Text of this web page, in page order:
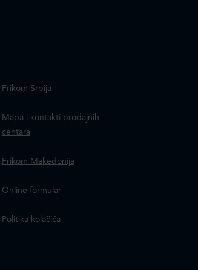
Frikom Srbija
Mapa i kontakti prodajnih
centara
Frikom Makedonija
Online formular
Politika kolačića